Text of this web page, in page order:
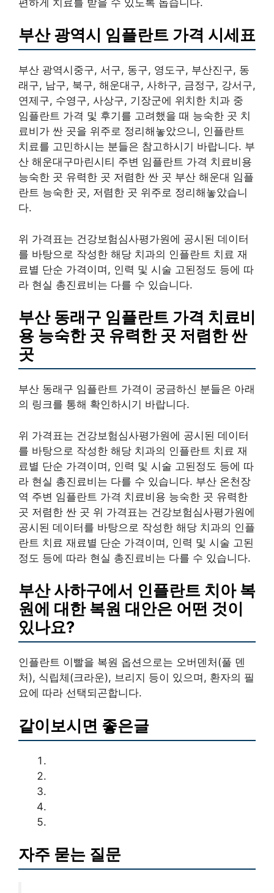
부산 광역시 임플란트 가격 시세표
부산 광역시중구, 서구, 동구, 영도구, 부산진구, 동
래구, 남구, 북구, 해운대구, 사하구, 금정구, 강서구,
연제구, 수영구, 사상구, 기장군에 위치한 치과 중
임플란트 가격 및 후기를 고려했을 때 능숙한 곳 치
료비가 싼 곳을 위주로 정리해놓았으니, 인플란트
치료를 고민하시는 분들은 참고하시기 바랍니다. 부
산 해운대구마린시티 주변 임플란트 가격 치료비용
능숙한 곳 유력한 곳 저렴한 싼 곳 부산 해운대 임플
란트 능숙한 곳, 저렴한 곳 위주로 정리해놓았습니
다.
위 가격표는 건강보험심사평가원에 공시된 데이터
를 바탕으로 작성한 해당 치과의 인플란트 치료 재
료별 단순 가격이며, 인력 및 시술 고된정도 등에 따
라 현실 총진료비는 다를 수 있습니다.
부산 동래구 임플란트 가격 치료비
용 능숙한 곳 유력한 곳 저렴한 싼
곳
부산 동래구 임플란트 가격이 궁금하신 분들은 아래
의 링크를 통해 확인하시기 바랍니다.
위 가격표는 건강보험심사평가원에 공시된 데이터
를 바탕으로 작성한 해당 치과의 인플란트 치료 재
료별 단순 가격이며, 인력 및 시술 고된정도 등에 따
라 현실 총진료비는 다를 수 있습니다. 부산 온천장
역 주변 임플란트 가격 치료비용 능숙한 곳 유력한
곳 저렴한 싼 곳 위 가격표는 건강보험심사평가원에
공시된 데이터를 바탕으로 작성한 해당 치과의 인플
란트 치료 재료별 단순 가격이며, 인력 및 시술 고된
정도 등에 따라 현실 총진료비는 다를 수 있습니다.
부산 사하구에서 인플란트 치아 복
원에 대한 복원 대안은 어떤 것이
있나요?
인플란트 이빨을 복원 옵션으로는 오버덴처(풀 덴
처), 식립체(크라운), 브리지 등이 있으며, 환자의 필
요에 따라 선택되곤합니다.
같이보시면 좋은글
자주 묻는 질문